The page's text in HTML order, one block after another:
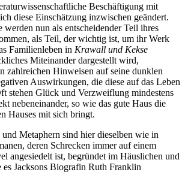
Beschäftigung mit
diese Einschätzung inzwischen geändert.
werden nun als entscheidender Teil ihres
als Teil, der wichtig ist, um ihr Werk
Familienleben in Krawall und Kekse
Miteinander dargestellt wird,
zahlreichen Hinweisen auf seine dunklen
Auswirkungen, die diese auf das Leben
stehen Glück und Verzweiflung mindestens
nebeneinander, so wie das gute Haus die
Hauses mit sich bringt.
Metaphern sind hier dieselben wie in
deren Schrecken immer auf einem
angesiedelt ist, begründet im Häuslichen und
Jacksons Biografin Ruth Franklin